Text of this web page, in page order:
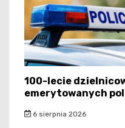
100-lecie
emerytowanych
6 sierpnia 2026